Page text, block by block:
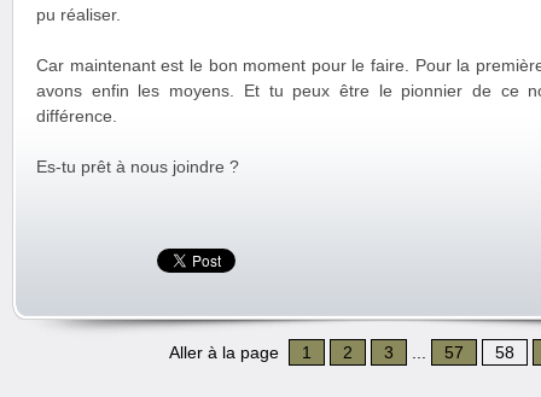
pu réaliser.
Car maintenant est le bon moment pour le faire. Pour la
avons enfin les moyens. Et tu peux être le pionnier de ce
différence.
Es-tu prêt à nous joindre ?
Aller à la page 1 2 3 57 58